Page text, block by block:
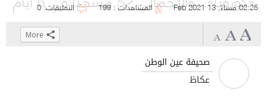
02:25 مساءً, 13 Feb 2021 المشاهدات : 199 التعليقات: 0
صحيفة عين الوطن
عكاظ
Click
More